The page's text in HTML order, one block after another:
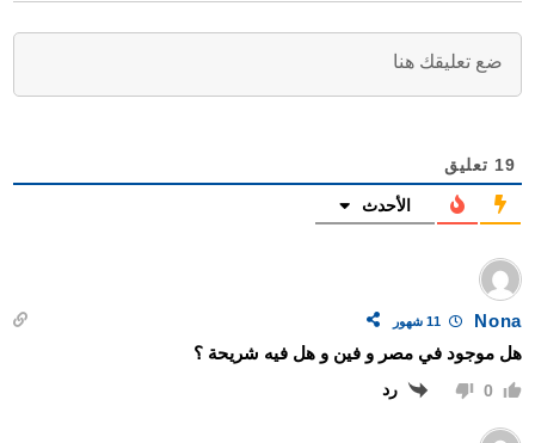
19 تعليق
الأحدث
Nona
هل موجود في مصر و فين و هل فيه شريحة ؟
0 رد